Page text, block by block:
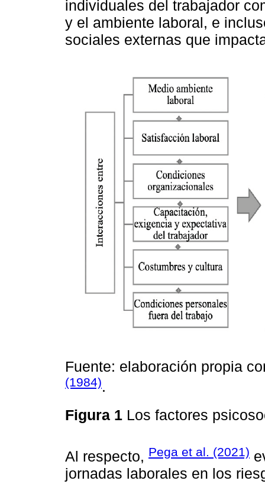
individuales del trabajador
y el ambiente laboral, e
sociales externas que
Fuente: elaboración propia
(1984).
Figura 1 Los factores
Al respecto, Pega et al. (2021)
jornadas laborales en los